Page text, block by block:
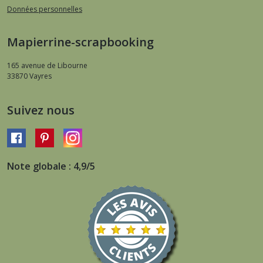
Données personnelles
Mapierrine-scrapbooking
165 avenue de Libourne
33870Vayres
Suivez nous
Note globale : 4,9/5